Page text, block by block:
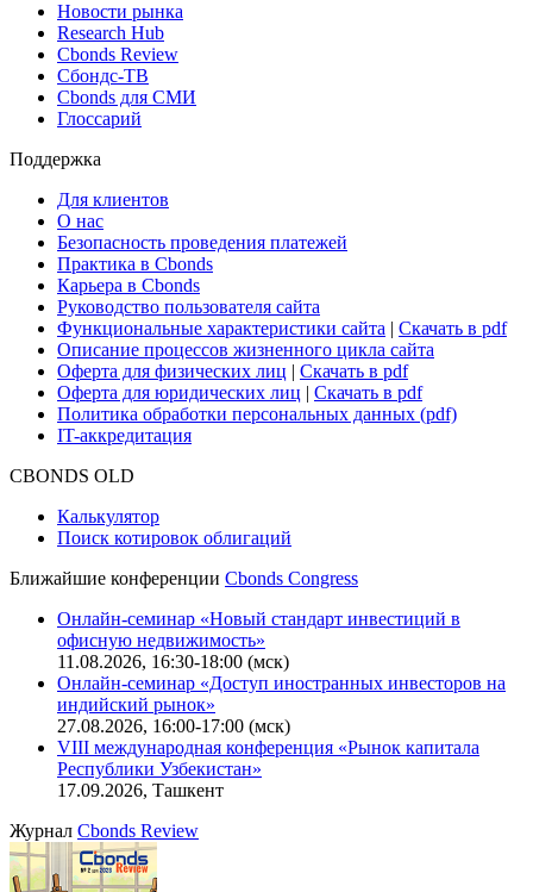
Новости рынка
Research Hub
Cbonds Review
Сбондс-ТВ
Cbonds для СМИ
Глоссарий
Поддержка
Для клиентов
О нас
Безопасность проведения платежей
Практика в Cbonds
Карьера в Cbonds
Руководство пользователя сайта
Функциональные характеристики сайта | Скачать в pdf
Описание процессов жизненного цикла сайта
Оферта для физических лиц | Скачать в pdf
Оферта для юридических лиц | Скачать в pdf
Политика обработки персональных данных (pdf)
IT-аккредитация
CBONDS OLD
Калькулятор
Поиск котировок облигаций
Ближайшие конференции Cbonds Congress
Онлайн-семинар «Новый стандарт инвестиций в
офисную недвижимость»
11.08.2026, 16:30-18:00 (мск)
Онлайн-семинар «Доступ иностранных инвесторов на
индийский рынок»
27.08.2026, 16:00-17:00 (мск)
VIII международная конференция «Рынок капитала
Республики Узбекистан»
17.09.2026, Ташкент
Журнал Cbonds Review